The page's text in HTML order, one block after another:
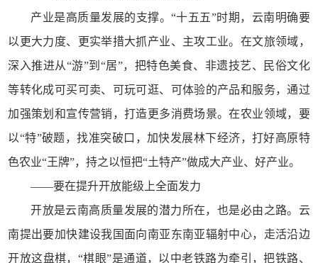
产业是高质量发展的支撑。“十五五”时期，云南明确要
以更大力度、更实举措大抓产业、主攻工业。在文旅领域，
深入推进从“游”到“居”，把特色美食、非遗技艺、民俗文化
等转化成可买可卖、可玩可逛、可体验的产品和服务，通过
加强策划和宣传营销，打造更多消费场景。在农业领域，要
以“特”破题，找准突破口，加快发展林下经济，打好高原特
色农业“王牌”，持之以恒把“土特产”做成大产业、好产业。
——要在提升开放能级上全面发力
开放是云南高质量发展的潜力所在，也是必由之路。云
南提出要加快建设我国面向南亚东南亚辐射中心，走活沿边
开放这盘棋，“棋眼”是通道，以中老铁路为牵引，把铁路、